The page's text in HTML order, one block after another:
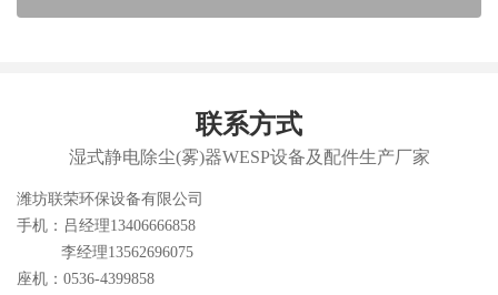
联系方式
湿式静电除尘(雾)器WESP设备及配件生产厂家
潍坊联荣环保设备有限公司
手机：吕经理13406666858
李经理13562696075
座机：0536-4399858